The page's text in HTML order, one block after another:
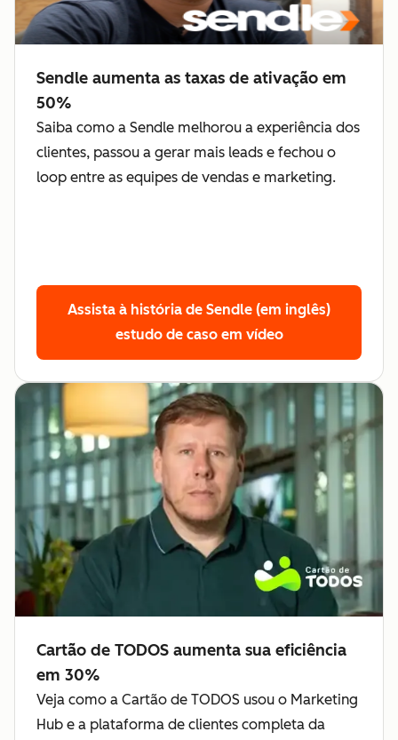
Sendle aumenta as taxas de ativação em
50%
Saiba como a Sendle melhorou a experiência dos
clientes, passou a gerar mais leads e fechou o
loop entre as equipes de vendas e marketing.
Assista à história de Sendle (em inglês)
estudo de caso em vídeo
Cartão de TODOS aumenta sua eficiência
em 30%
Veja como a Cartão de TODOS usou o Marketing
Hub e a plataforma de clientes completa da